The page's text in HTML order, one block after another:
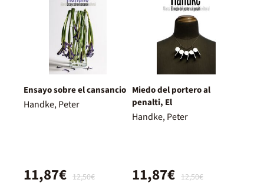
Ensayo sobre el cansancio
Handke, Peter
12,50€
11,87€
Miedo del portero al
penalti, El
Handke, Peter
12,50€
11,87€